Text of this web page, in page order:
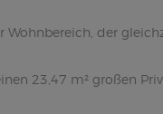
Wohnbereich, der
23,47 m² großen